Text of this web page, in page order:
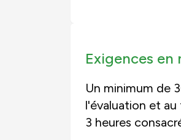
Exigences
Un minimum de
l'évaluation et
3 heures